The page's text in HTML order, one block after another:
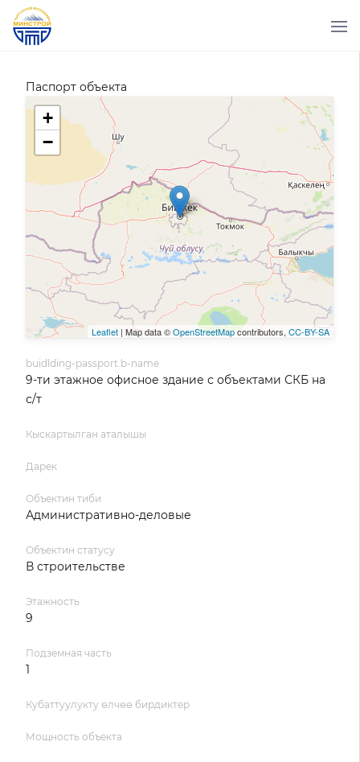
Паспорт объекта
+
−
Leaflet | Map data ©OpenStreetMapcontributors, CC-BY-SA
buidlding-passport.b-name
9-ти этажное офисное здание с объектами СКБ на
с/т
Кыскартылган аталышы
Дарек
Объектин тиби
Административно-деловые
Объектин статусу
В строительстве
Этажность
9
Подземная часть
1
Кубаттуулукту өлчөө бирдиктер
Мощность объекта